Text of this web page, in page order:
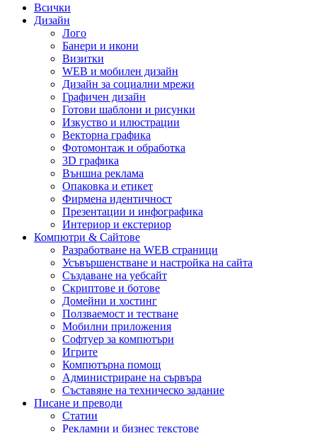
Всички
Дизайн
Лого
Банери и икони
Визитки
WEB и мобилен дизайн
Дизайн за социални мрежи
Графичен дизайн
Готови шаблони и рисунки
Изкуство и илюстрации
Векторна графика
Фотомонтаж и обработка
3D графика
Външна реклама
Опаковка и етикет
Фирмена идентичност
Презентации и инфографика
Интериор и екстериор
Компютри & Сайтове
Разработване на WEB страници
Усъвършенстване и настройка на сайта
Създаване на уебсайт
Скриптове и ботове
Домейни и хостинг
Ползваемост и тестване
Мобилни приложения
Софтуер за компютъри
Игрите
Компютърна помощ
Администриране на сървъра
Съставяне на техническо задание
Писане и преводи
Статии
Рекламни и бизнес текстове